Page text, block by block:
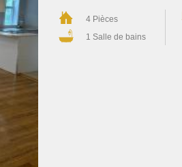
4 Pièces
1 Salle de bains